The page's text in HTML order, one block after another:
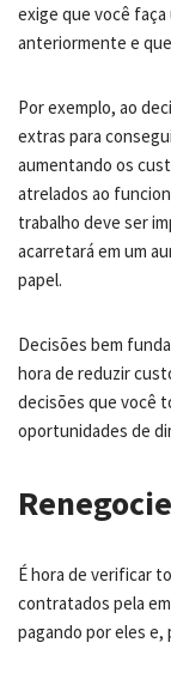
exige que você faça
anteriormente e
Por exemplo, ao
extras para
aumentando os
atrelados ao
trabalho deve ser
acarretará em um
papel.
Decisões bem
hora de reduzir
decisões que você
oportunidades de
É hora de verificar
contratados pela
pagando por eles e,